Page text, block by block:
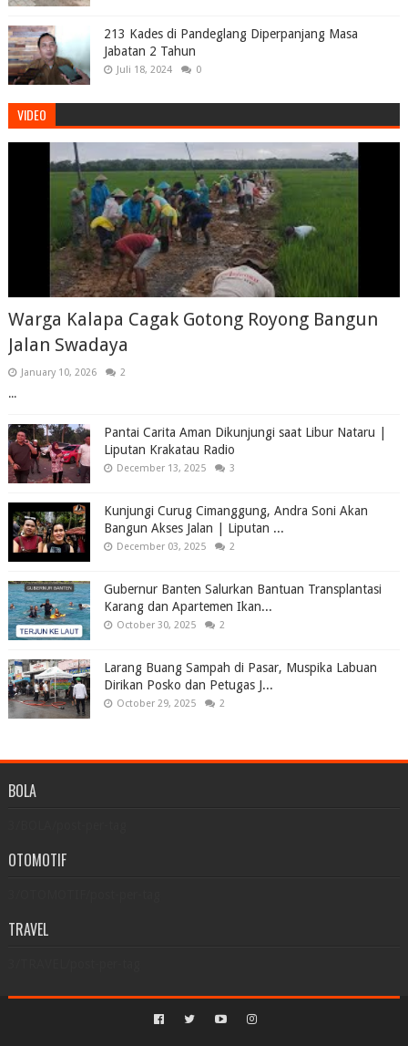
213 Kades di Pandeglang Diperpanjang Masa
Jabatan 2 Tahun
Juli 18, 2024 0
VIDEO
Warga Kalapa Cagak Gotong Royong Bangun
Jalan Swadaya
January 10, 2026 2
...
Pantai Carita Aman Dikunjungi saat Libur Nataru |
Liputan Krakatau Radio
December 13, 2025 3
Kunjungi Curug Cimanggung, Andra Soni Akan
Bangun Akses Jalan | Liputan ...
December 03, 2025 2
Gubernur Banten Salurkan Bantuan Transplantasi
Karang dan Apartemen Ikan...
October 30, 2025 2
Larang Buang Sampah di Pasar, Muspika Labuan
Dirikan Posko dan Petugas J...
October 29, 2025 2
BOLA
OTOMOTIF
TRAVEL